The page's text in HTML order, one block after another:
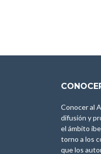
Conocer al
difusión y
el ámbito
torno a los
que los